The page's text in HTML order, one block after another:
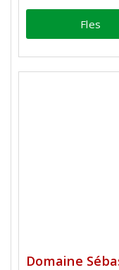
Fles
Domaine